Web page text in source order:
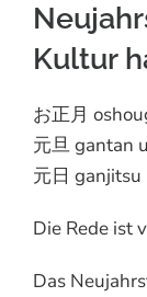
Kultur
お正月
元旦 gantan
元日 ganjitsu
Die Rede ist
Das